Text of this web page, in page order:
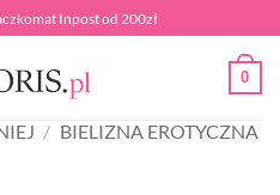
Inpost od 200zł
0
/ BIELIZNA EROTYCZNA